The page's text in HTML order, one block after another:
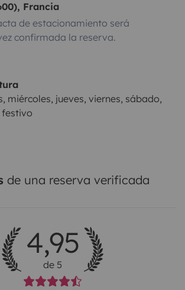
problema
Francia
de estacionamiento será
confirmada la reserva.
miércoles, jueves, viernes, sábado,
de una reserva verificada
4,95
de 5